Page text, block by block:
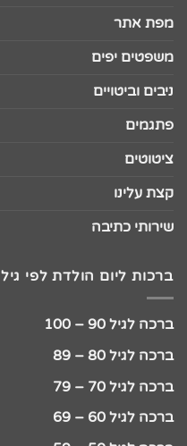
מפת אתר
משפטים יפים
ניבים וביטויים
פתגמים
ציטוטים
קצת עלינו
שירותי כתיבה
ברכות ליום הולדת לפי גיל
ברכה לגיל 90 – 100
ברכה לגיל 80 – 89
ברכה לגיל 70 – 79
ברכה לגיל 60 – 69